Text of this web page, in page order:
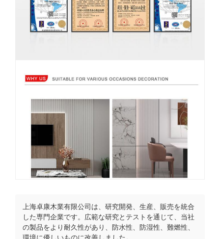
上海卓康木業有限公司は、研究開発、生産、販売を統合
した専門企業です。広範な研究とテストを通じて、当社
の製品をより耐久性があり、防水性、防湿性、難燃性、